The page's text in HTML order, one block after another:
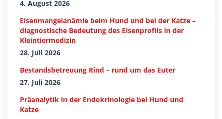
4. August 2026
Eisenmangelanämie beim Hund und bei der Katze –
diagnostische Bedeutung des Eisenprofils in der
Kleintiermedizin
28. Juli 2026
Bestandsbetreuung Rind – rund um das Euter
27. Juli 2026
Präanalytik in der Endokrinologie bei Hund und
Katze